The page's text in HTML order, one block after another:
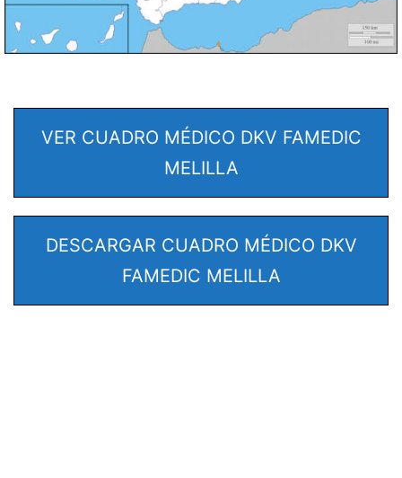
VER CUADRO MÉDICO DKV FAMEDIC
MELILLA
DESCARGAR CUADRO MÉDICO DKV
FAMEDIC MELILLA